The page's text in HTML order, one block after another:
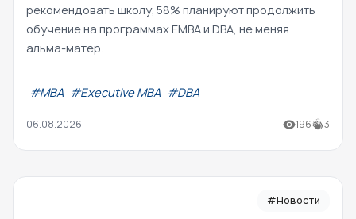
рекомендовать школу; 58% планируют продолжить
обучение на программах EMBA и DBA, не меняя
альма-матер.
#МВА #Executive MBA #DBA
06.08.2026 196 3
#Новости